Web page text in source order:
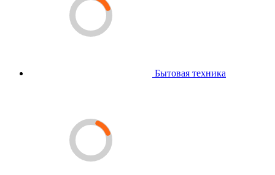
Бытовая техника